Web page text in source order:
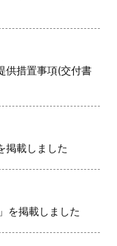
供措置事項(交付書
掲載しました
を掲載しました